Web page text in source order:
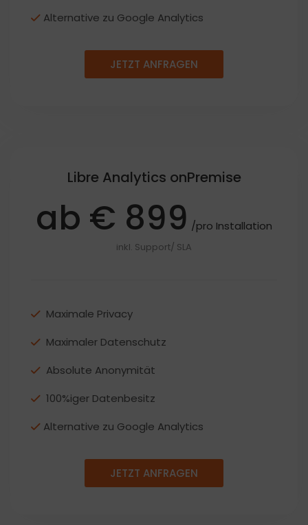
Alternative zu Google Analytics
JETZT ANFRAGEN
Libre Analytics onPremise
ab € 899 /pro Installation
inkl. Support/ SLA
Maximale Privacy
Maximaler Datenschutz
Absolute Anonymität
100%iger Datenbesitz
Alternative zu Google Analytics
JETZT ANFRAGEN